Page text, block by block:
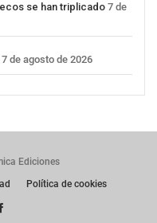
se han triplicado 7 de
7 de agosto de 2026
Ediciones
Política de cookies